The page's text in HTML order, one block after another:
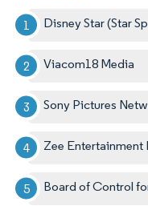
Disney Star (Star
Viacom18 Media
Sony Pictures
Zee Entertainment
Board of Control